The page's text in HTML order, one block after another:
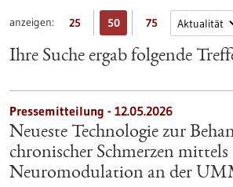
anzeigen: 25 50 75
Ihre Suche ergab folgende
Pressemitteilung - 12.05.2026
Neueste Technologie zur
chronischer Schmerzen mittels
Neuromodulation an der